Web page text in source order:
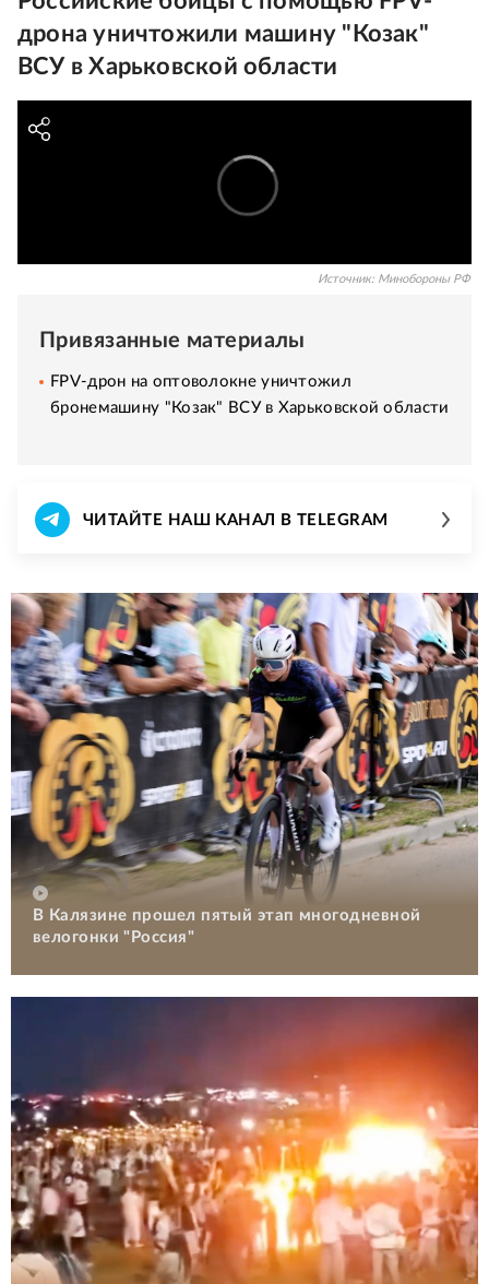
дрона уничтожили машину "Козак"
ВСУ в Харьковской области
Источник: Минобороны РФ
Привязанные материалы
FPV-дрон на оптоволокне уничтожил
бронемашину "Козак" ВСУ в Харьковской области
ЧИТАЙТЕ НАШ КАНАЛ В TELEGRAM
В Калязине прошел пятый этап многодневной
велогонки "Россия"